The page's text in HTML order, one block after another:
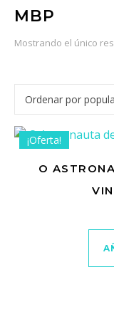
MBP
Mostrando el único
¡Oferta!
O